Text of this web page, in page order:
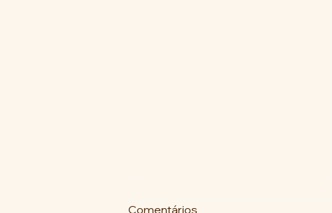
Comentários